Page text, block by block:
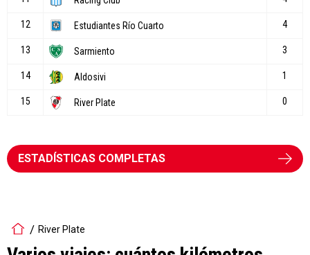
ESTADÍSTICAS COMPLETAS
River Plate